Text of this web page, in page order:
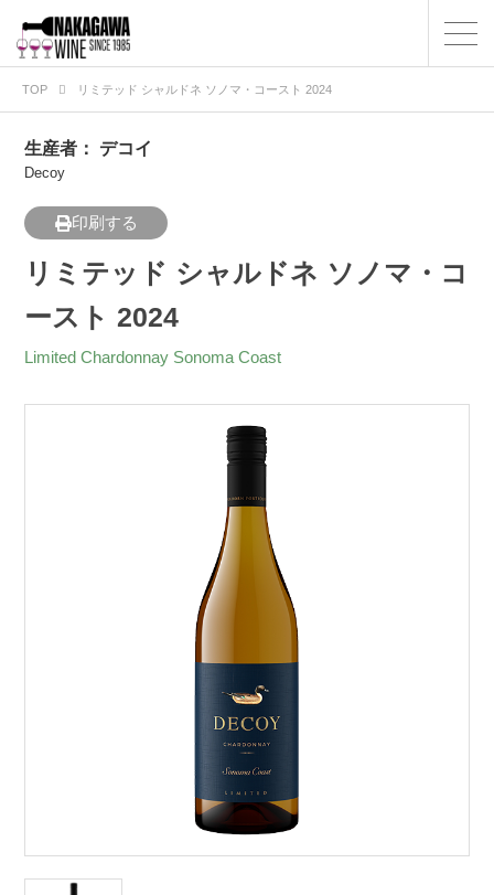
TOP リミテッド シャルドネ ソノマ・コースト 2024
生産者： デコイ
Decoy
印刷する
リミテッド シャルドネ ソノマ・コ
ースト 2024
Limited Chardonnay Sonoma Coast